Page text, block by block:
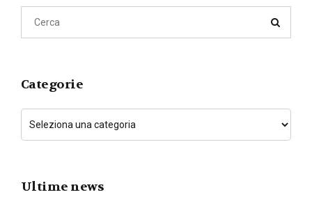
Categorie
Ultime news